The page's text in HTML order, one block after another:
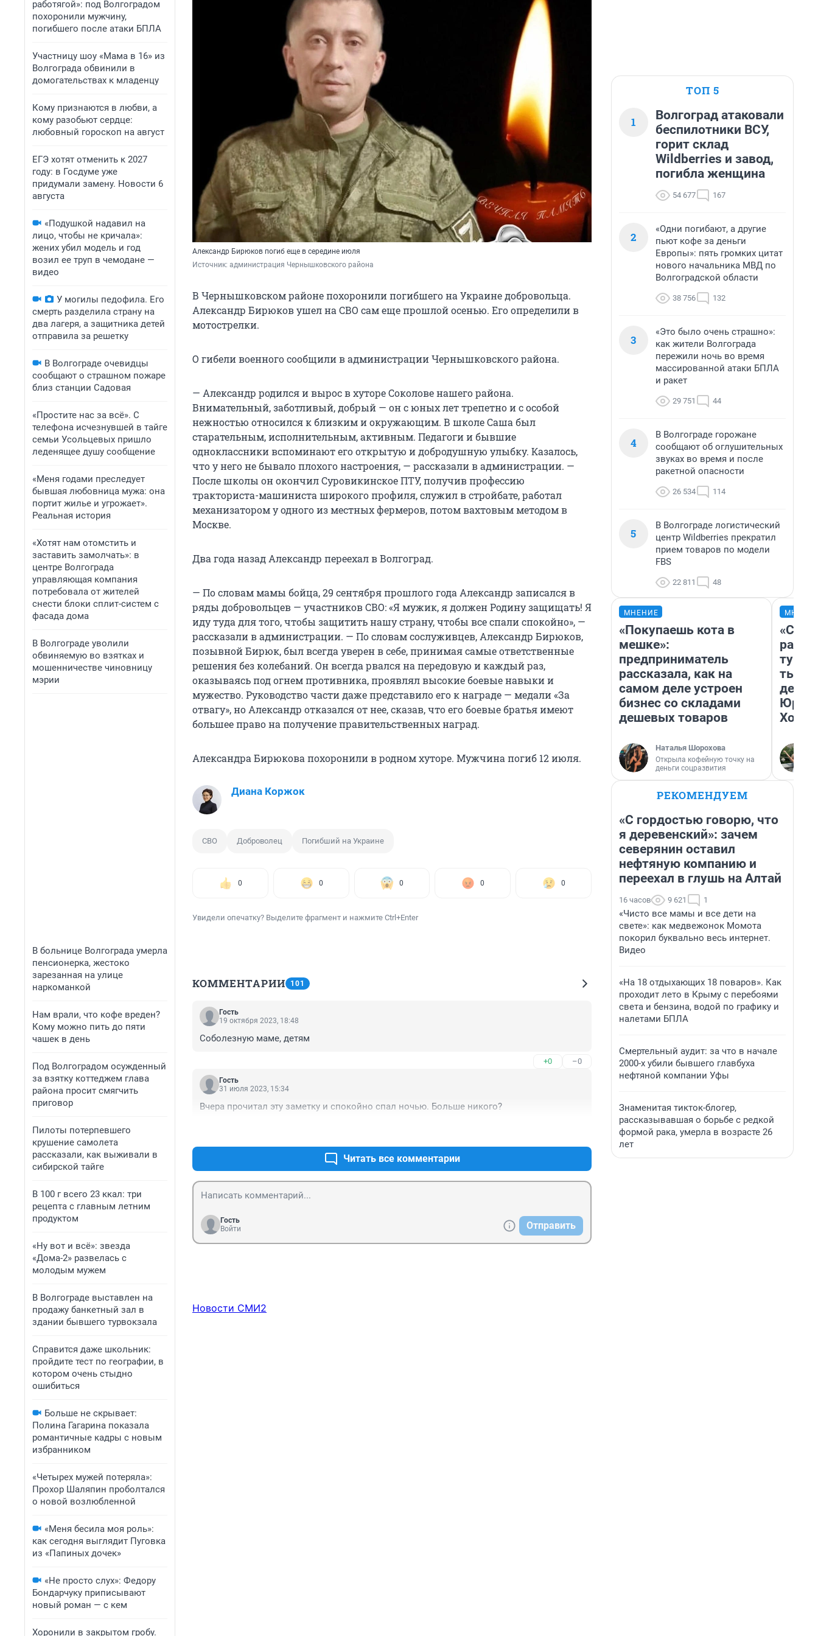
работягой»: под Волгоградом
похоронили мужчину,
погибшего после атаки БПЛА
Участницу шоу «Мама в 16» из
Волгограда обвинили в
домогательствах к младенцу
Кому признаются в любви, а
кому разобьют сердце:
любовный гороскоп на август
ЕГЭ хотят отменить к 2027
году: в Госдуме уже
придумали замену. Новости 6
августа
«Подушкой надавил на
лицо, чтобы не кричала»:
жених убил модель и год
возил ее труп в чемодане —
видео
У могилы педофила. Его
смерть разделила страну на
два лагеря, а защитника детей
отправила за решетку
В Волгограде очевидцы
сообщают о страшном пожаре
близ станции Садовая
«Простите нас за всё». С
телефона исчезнувшей в тайге
семьи Усольцевых пришло
леденящее душу сообщение
«Меня годами преследует
бывшая любовница мужа: она
портит жилье и угрожает».
Реальная история
«Хотят нам отомстить и
заставить замолчать»: в
центре Волгограда
управляющая компания
потребовала от жителей
снести блоки сплит-систем с
фасада дома
В Волгограде уволили
обвиняемую во взятках и
мошенничестве чиновницу
мэрии
В больнице Волгограда умерла
пенсионерка, жестоко
зарезанная на улице
наркоманкой
Нам врали, что кофе вреден?
Кому можно пить до пяти
чашек в день
Под Волгоградом осужденный
за взятку коттеджем глава
района просит смягчить
приговор
Пилоты потерпевшего
крушение самолета
рассказали, как выживали в
сибирской тайге
В 100 г всего 23 ккал: три
рецепта с главным летним
продуктом
«Ну вот и всё»: звезда
«Дома-2» развелась с
молодым мужем
В Волгограде выставлен на
продажу банкетный зал в
здании бывшего турвокзала
Справится даже школьник:
пройдите тест по географии, в
котором очень стыдно
ошибиться
Больше не скрывает:
Полина Гагарина показала
романтичные кадры с новым
избранником
«Четырех мужей потеряла»:
Прохор Шаляпин проболтался
о новой возлюбленной
«Меня бесила моя роль»:
как сегодня выглядит Пуговка
из «Папиных дочек»
«Не просто слух»: Федору
Бондарчуку приписывают
новый роман — с кем
Хоронили в закрытом гробу.
Александр Бирюков погиб еще в середине июля
Источник: администрация Чернышковского района
В Чернышковском районе похоронили погибшего на Украине добровольца.
Александр Бирюков ушел на СВО сам еще прошлой осенью. Его определили в
мотострелки.
О гибели военного сообщили в администрации Чернышковского района.
— Александр родился и вырос в хуторе Соколове нашего района.
Внимательный, заботливый, добрый — он с юных лет трепетно и с особой
нежностью относился к близким и окружающим. В школе Саша был
старательным, исполнительным, активным. Педагоги и бывшие
одноклассники вспоминают его открытую и добродушную улыбку. Казалось,
что у него не бывало плохого настроения, — рассказали в администрации. —
После школы он окончил Суровикинское ПТУ, получив профессию
тракториста-машиниста широкого профиля, служил в стройбате, работал
механизатором у одного из местных фермеров, потом вахтовым методом в
Москве.
Два года назад Александр переехал в Волгоград.
— По словам мамы бойца, 29 сентября прошлого года Александр записался в
ряды добровольцев — участников СВО: «Я мужик, я должен Родину защищать! Я
иду туда для того, чтобы защитить нашу страну, чтобы все спали спокойно», —
рассказали в администрации. — По словам сослуживцев, Александр Бирюков,
позывной Бирюк, был всегда уверен в себе, принимая самые ответственные
решения без колебаний. Он всегда рвался на передовую и каждый раз,
оказываясь под огнем противника, проявлял высокие боевые навыки и
мужество. Руководство части даже представило его к награде — медали «За
отвагу», но Александр отказался от нее, сказав, что его боевые братья имеют
большее право на получение правительственных наград.
Александра Бирюкова похоронили в родном хуторе. Мужчина погиб 12 июля.
Диана Коржок
СВО Доброволец Погибший на Украине
0 0 0 0 0
Увидели опечатку? Выделите фрагмент и нажмите Ctrl+Enter
КОММЕНТАРИИ 101
Гость
19 октября 2023, 18:48
Соболезную маме, детям
+0 –0
Гость
31 июля 2023, 15:34
Вчера прочитал эту заметку и спокойно спал ночью. Больше никого?
Читать все комментарии
Гость
Войти
Отправить
Новости СМИ2
ТОП 5
1
Волгоград атаковали
беспилотники ВСУ,
горит склад
Wildberries и завод,
погибла женщина
54 677 167
2
«Одни погибают, а другие
пьют кофе за деньги
Европы»: пять громких цитат
нового начальника МВД по
Волгоградской области
38 756 132
3
«Это было очень страшно»:
как жители Волгограда
пережили ночь во время
массированной атаки БПЛА
и ракет
29 751 44
4
В Волгограде горожане
сообщают об оглушительных
звуках во время и после
ракетной опасности
26 534 114
5
В Волгограде логистический
центр Wildberries прекратил
прием товаров по модели
FBS
22 811 48
МНЕНИЕ
«Покупаешь кота в
мешке»:
предприниматель
рассказала, как на
самом деле устроен
бизнес со складами
дешевых товаров
Наталья Шорохова
Открыла кофейную точку на
деньги соцразвития
день
РЕКОМЕНДУЕМ
«С гордостью говорю, что
я деревенский»: зачем
северянин оставил
нефтяную компанию и
переехал в глушь на Алтай
16 часов 9 621 1
«Чисто все мамы и все дети на
свете»: как медвежонок Момота
покорил буквально весь интернет.
Видео
«На 18 отдыхающих 18 поваров». Как
проходит лето в Крыму с перебоями
света и бензина, водой по графику и
налетами БПЛА
Смертельный аудит: за что в начале
2000-х убили бывшего главбуха
нефтяной компании Уфы
Знаменитая тикток-блогер,
рассказывавшая о борьбе с редкой
формой рака, умерла в возрасте 26
лет